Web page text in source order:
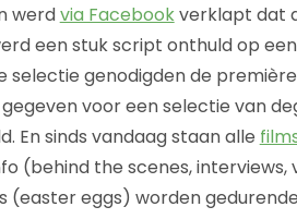
werdvia Facebookverklapt dat
een stuk script onthuld op
selectie genodigden de
voor een selectie van
En sinds vandaag staan alle
(behind the scenes,
(easter eggs) worden